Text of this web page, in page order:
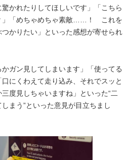
驚かれたりしてほしいです」「こちら
」「めちゃめちゃ素敵……！ これを
かりたい」といった感想が寄せられ
ガン見してしまいます」「使ってる
にくわえて走り込み、それでスッと
度見しちゃいますね」といった“二
まう”といった意見が目立ちまし